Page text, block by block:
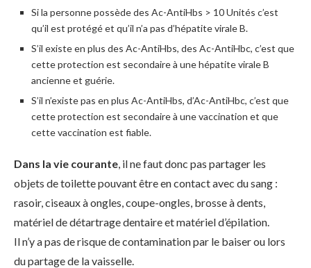
Si la personne possède des Ac-AntiHbs > 10 Unités c’est
qu’il est protégé et qu’il n’a pas d’hépatite virale B.
S’il existe en plus des Ac-AntiHbs, des Ac-AntiHbc, c’est que
cette protection est secondaire à une hépatite virale B
ancienne et guérie.
S’il n’existe pas en plus Ac-AntiHbs, d’Ac-AntiHbc, c’est que
cette protection est secondaire à une vaccination et que
cette vaccination est fiable.
Dans la vie courante , il ne faut donc pas partager les
objets de toilette pouvant être en contact avec du sang :
rasoir, ciseaux à ongles, coupe-ongles, brosse à dents,
matériel de détartrage dentaire et matériel d’épilation.
Il n’y a pas de risque de contamination par le baiser ou lors
du partage de la vaisselle.